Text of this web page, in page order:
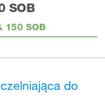
SOB
150 SOB
do